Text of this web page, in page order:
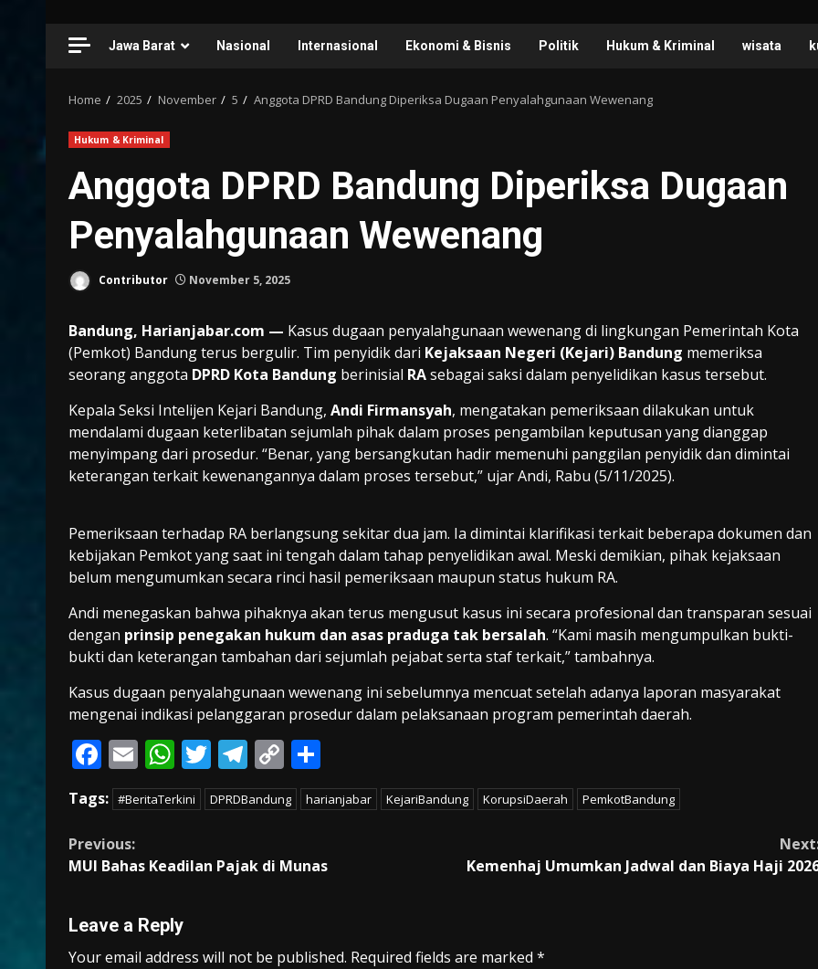
Jawa Barat Nasional Internasional Ekonomi & Bisnis Politik Hukum & Kriminal wisata
Home 2025 November 5 Anggota DPRD Bandung Diperiksa Dugaan Penyalahgunaan Wewenang
Hukum & Kriminal
Anggota DPRD Bandung Diperiksa Dugaan
Penyalahgunaan Wewenang
Contributor November 5, 2025
Bandung, Harianjabar.com — Kasus dugaan penyalahgunaan wewenang di lingkungan Pemerintah Kota
(Pemkot) Bandung terus bergulir. Tim penyidik dari Kejaksaan Negeri (Kejari) Bandung memeriksa
seorang anggota DPRD Kota Bandung berinisial RAsebagai saksi dalam penyelidikan kasus tersebut.
Kepala Seksi Intelijen Kejari Bandung, Andi Firmansyah, mengatakan pemeriksaan dilakukan untuk
mendalami dugaan keterlibatan sejumlah pihak dalam proses pengambilan keputusan yang dianggap
menyimpang dari prosedur. “Benar, yang bersangkutan hadir memenuhi panggilan penyidik dan dimintai
keterangan terkait kewenangannya dalam proses tersebut,” ujar Andi, Rabu (5/11/2025).
Pemeriksaan terhadap RA berlangsung sekitar dua jam. Ia dimintai klarifikasi terkait beberapa dokumen dan
kebijakan Pemkot yang saat ini tengah dalam tahap penyelidikan awal. Meski demikian, pihak kejaksaan
belum mengumumkan secara rinci hasil pemeriksaan maupun status hukum RA.
Andi menegaskan bahwa pihaknya akan terus mengusut kasus ini secara profesional dan transparan sesuai
dengan prinsip penegakan hukum dan asas praduga tak bersalah. “Kami masih mengumpulkan bukti-
bukti dan keterangan tambahan dari sejumlah pejabat serta staf terkait,” tambahnya.
Kasus dugaan penyalahgunaan wewenang ini sebelumnya mencuat setelah adanya laporan masyarakat
mengenai indikasi pelanggaran prosedur dalam pelaksanaan program pemerintah daerah.
F
ac
e
b
o
k
E
m
ai
W
h
at
A
p
T
w
itt
T
el
e
a
C
o
p
Li
h
ar
Tags: #BeritaTerkini DPRDBandung harianjabar KejariBandung KorupsiDaerah PemkotBandung
Continue
Previous:
MUI Bahas Keadilan Pajak di Munas
Kemenhaj Umumkan Jadwal dan Biaya Haji
Leave a Reply
Your email address will not be published. Required fields are marked *